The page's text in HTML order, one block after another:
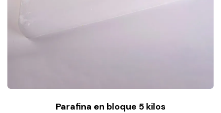
Parafina en bloque 5 kilos